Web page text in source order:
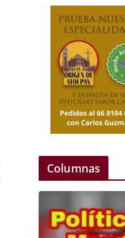
Columnas